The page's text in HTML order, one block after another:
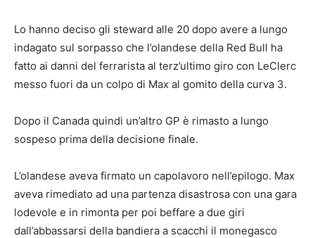
Lo hanno deciso gli steward alle 20 dopo avere a lungo
indagato sul sorpasso che l’olandese della Red Bull ha
fatto ai danni del ferrarista al terz’ultimo giro con LeClerc
messo fuori da un colpo di Max al gomito della curva 3.
Dopo il Canada quindi un’altro GP è rimasto a lungo
sospeso prima della decisione finale.
L’olandese aveva firmato un capolavoro nell’epilogo. Max
aveva rimediato ad una partenza disastrosa con una gara
lodevole e in rimonta per poi beffare a due giri
dall’abbassarsi della bandiera a scacchi il monegasco